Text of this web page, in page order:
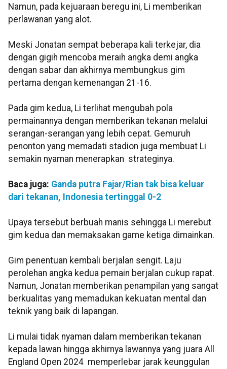
Namun, pada kejuaraan beregu ini, Li memberikan
perlawanan yang alot.
Meski Jonatan sempat beberapa kali terkejar, dia
dengan gigih mencoba meraih angka demi angka
dengan sabar dan akhirnya membungkus gim
pertama dengan kemenangan 21-16.
Pada gim kedua, Li terlihat mengubah pola
permainannya dengan memberikan tekanan melalui
serangan-serangan yang lebih cepat. Gemuruh
penonton yang memadati stadion juga membuat Li
semakin nyaman menerapkan strateginya.
Baca juga: Ganda putra Fajar/Rian tak bisa keluar
dari tekanan, Indonesia tertinggal 0-2
Upaya tersebut berbuah manis sehingga Li merebut
gim kedua dan memaksakan game ketiga dimainkan.
Gim penentuan kembali berjalan sengit. Laju
perolehan angka kedua pemain berjalan cukup rapat.
Namun, Jonatan memberikan penampilan yang sangat
berkualitas yang memadukan kekuatan mental dan
teknik yang baik di lapangan.
Li mulai tidak nyaman dalam memberikan tekanan
kepada lawan hingga akhirnya lawannya yang juara All
England Open 2024 memperlebar jarak keunggulan